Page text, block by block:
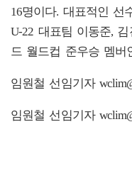
16명이다. 대표적인 선
U-22 대표팀 이동준,
드 월드컵 준우승 멤버
임원철 선임기자
임원철 선임기자